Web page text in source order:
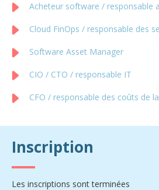
Acheteur software / responsable
Cloud FinOps / responsable des
Software Asset Manager
CIO / CTO / responsable IT
CFO / responsable des coûts de
Inscription
Les inscriptions sont terminées